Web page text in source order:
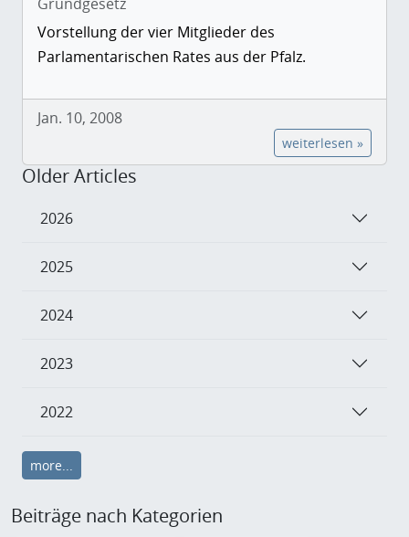
Vorstellung der vier Mitglieder des
Parlamentarischen Rates aus der Pfalz.
Jan. 10, 2008
weiterlesen »
Older Articles
2026
2025
2024
2023
2022
more...
Beiträge nach Kategorien